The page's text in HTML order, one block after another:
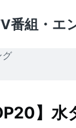
番組・エ
グ
】水